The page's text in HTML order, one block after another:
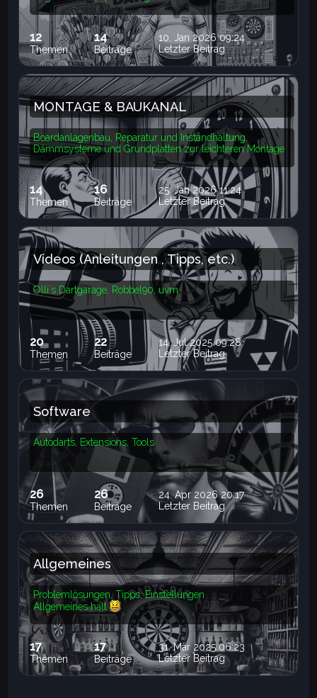
12
Themen
14
Beiträge
10. Jan 2026 09:24
Letzter Beitrag
MONTAGE & BAUKANAL
Boardanlagenbau, Reparatur und Instandhaltung,
Dämmsysteme und Grundplatten zur leichteren Montage
14
Themen
16
Beiträge
25. Jan 2026 11:24
Letzter Beitrag
Videos (Anleitungen , Tipps, etc.)
Olli´s Dartgarage, Robbel90, uvm
20
Themen
22
Beiträge
14. Jul 2025 09:28
Letzter Beitrag
Software
Autodarts, Extensions, Tools
26
Themen
26
Beiträge
24. Apr 2026 20:17
Letzter Beitrag
Allgemeines
Problemlösungen, Tipps, Einstellungen
Allgemeines halt
17
Themen
17
Beiträge
31. Mär 2025 06:23
Letzter Beitrag